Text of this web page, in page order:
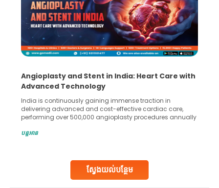
ស្វែងយល់បន្ថែម
5 Essential Steps for Effective Human Sperm
Collection and Processing Methods
Human sperm collection and processing are critical steps
in advanced reproductive techniques like In Vitro
Fertilization (IVF) and intrauterine insemination (IUI). These
challenges and help couples achieve their dream of
collected, they process the
បន្តអាន